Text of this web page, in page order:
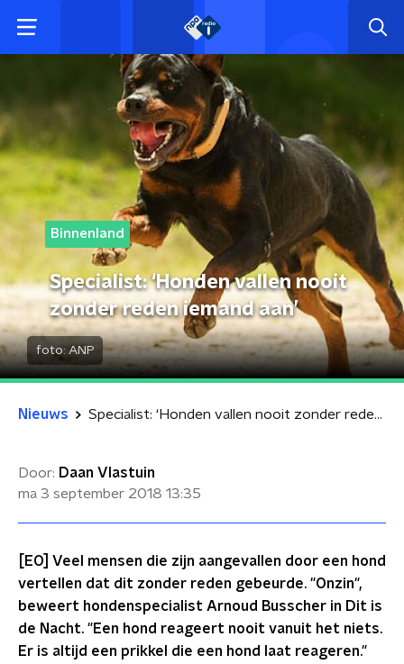
Binnenland
Specialist: ‘Honden vallen nooit
zonder reden iemand aan’
foto: ANP
Nieuws Specialist: ‘Honden vallen nooit zonder reden iemand aan’
Door: Daan Vlastuin
ma 3 september 2018 13:35
[EO] Veel mensen die zijn aangevallen door een hond
vertellen dat dit zonder reden gebeurde. "Onzin",
beweert hondenspecialist Arnoud Busscher in Dit is
de Nacht. "Een hond reageert nooit vanuit het niets.
Er is altijd een prikkel die een hond laat reageren."